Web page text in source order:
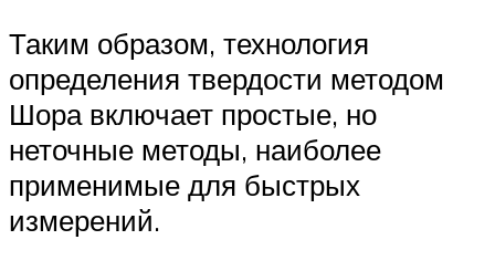
Таким образом, технология
определения твердости методом
Шора включает простые, но
неточные методы, наиболее
применимые для быстрых
измерений.